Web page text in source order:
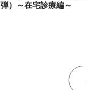
弾）～在宅診療編～